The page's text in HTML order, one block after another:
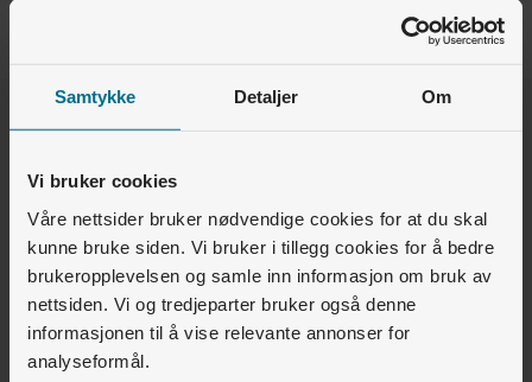
Samtykke Detaljer Om
Vi bruker cookies
Våre nettsider bruker nødvendige cookies for at du skal
kunne bruke siden. Vi bruker i tillegg cookies for å bedre
brukeropplevelsen og samle inn informasjon om bruk av
nettsiden. Vi og tredjeparter bruker også denne
informasjonen til å vise relevante annonser for
analyseformål.
redusere nettleien.
Var denne artikkelen nyttig for deg?
synes dette var nyttig
Relaterte artikler